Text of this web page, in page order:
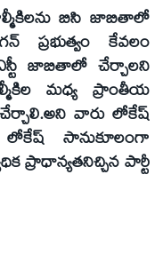
బిసి జాబితాలో
ప్రభుత్వం కేవలం
జాబితాలో చేర్చాలని
మధ్య ప్రాంతీయ
వారు లోకేష్
సానుకూలంగా
ప్రాధాన్యతనిచ్చిన పార్టీ